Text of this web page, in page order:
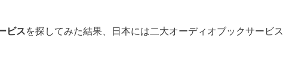
ビスを探してみた結果、日本には二大オーディオブックサービス